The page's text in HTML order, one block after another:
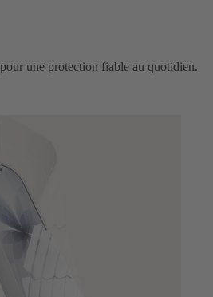
une protection fiable au quotidien.